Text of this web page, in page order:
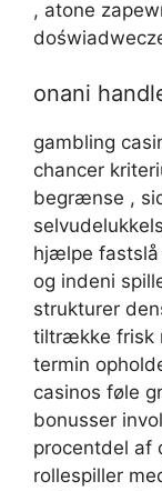
, atone
onani
gambling
chancer
begrænse ,
hjælpe fastslå
og indeni
strukturer
tiltrække frisk
termin
casinos føle
bonusser
procentdel af
rollespiller